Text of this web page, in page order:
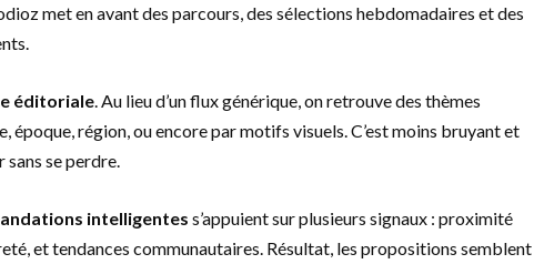
met en avant des parcours, des sélections hebdomadaires et des
éditoriale. Au lieu d’un flux générique, on retrouve des thèmes
époque, région, ou encore par motifs visuels. C’est moins bruyant et
se perdre.
intelligentes s’appuient sur plusieurs signaux : proximité
et tendances communautaires. Résultat, les propositions semblent